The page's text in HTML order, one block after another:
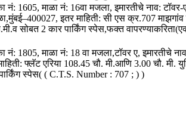
नं: 1605, माळा नं: 16वा मजला, इमारतीचे नाव:
इतर माहिती: सी एस क्र.707 माझगांव
सोबत 2 कार पार्किंग स्पेस,फक्त
नं: 1805, माळा नं: 18 वा मजला,टॉवर ए, इमारतीचे
फ्लॅट एरिया 108.45 चौ. मी.आणि 3.00 चौ. मी.
स्पेस( ( C.T.S. Number : 707 ; ) )